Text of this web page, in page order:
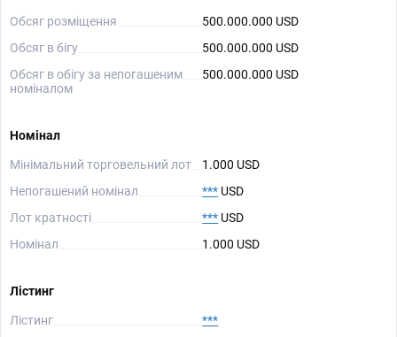
Обсяг розміщення
500.000.000 USD
Обсяг в бігу
500.000.000 USD
Обсяг в обігу за непогашеним
номіналом
500.000.000 USD
Номінал
Мінімальний торговельний лот
1.000 USD
Непогашений номінал
*** USD
Лот кратності
*** USD
Номінал
1.000 USD
Лістинг
Лістинг ***